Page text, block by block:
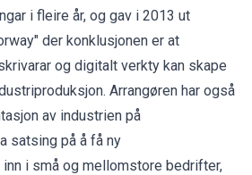
i fleire år, og gav i 2013 ut
der konklusjonen er at
og digitalt verkty kan skape
Arrangøren har også
av industrien på
satsing på å få ny
i små og mellomstore bedrifter,